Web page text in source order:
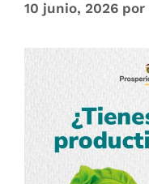
10 junio, 2026 por